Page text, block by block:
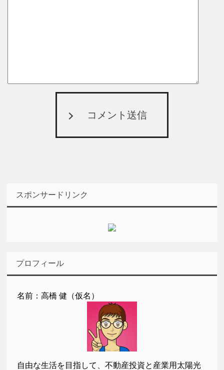
コメント送信
スポンサードリンク
プロフィール
名前：高橋 健（仮名）
自由な生活を目指して、不動産投資と産業用太陽光